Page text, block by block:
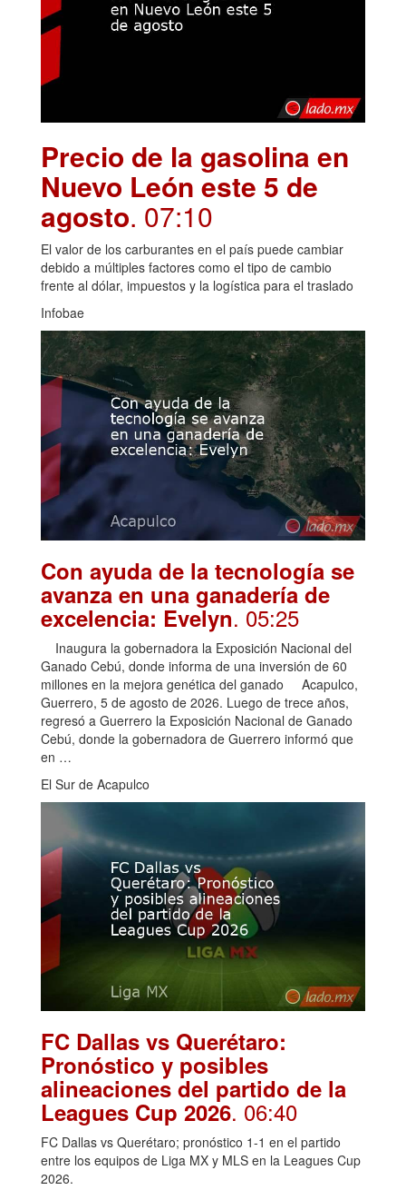
Precio de la gasolina en
Nuevo León este 5 de
agosto. 07:10
El valor de los carburantes en el país puede cambiar
debido a múltiples factores como el tipo de cambio
frente al dólar, impuestos y la logística para el traslado
Infobae
Con ayuda de la tecnología se
avanza en una ganadería de
excelencia: Evelyn. 05:25
Inaugura la gobernadora la Exposición Nacional del
Ganado Cebú, donde informa de una inversión de 60
millones en la mejora genética del ganado Acapulco,
Guerrero, 5 de agosto de 2026. Luego de trece años,
regresó a Guerrero la Exposición Nacional de Ganado
Cebú, donde la gobernadora de Guerrero informó que
en …
El Sur de Acapulco
FC Dallas vs Querétaro:
Pronóstico y posibles
alineaciones del partido de la
Leagues Cup 2026. 06:40
FC Dallas vs Querétaro; pronóstico 1-1 en el partido
entre los equipos de Liga MX y MLS en la Leagues Cup
2026.